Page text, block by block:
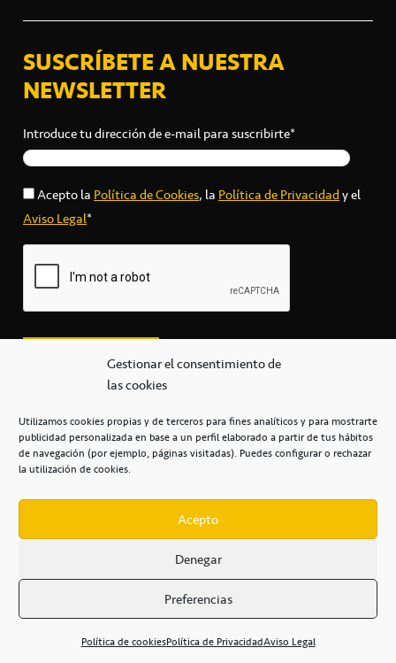
Gestionar el consentimiento de
las cookies
Utilizamos cookies propias y de terceros para fines analíticos y para mostrarte
publicidad personalizada en base a un perfil elaborado a partir de tus hábitos
de navegación (por ejemplo, páginas visitadas). Puedes configurar o rechazar
la utilización de cookies.
Acepto
Denegar
Preferencias
Política de cookiesPolítica de PrivacidadAviso Legal
SUSCRÍBETE A NUESTRA
NEWSLETTER
Introduce tu dirección de e-mail para suscribirte*
Acepto la Política de Cookies, la Política de Privacidady el
Aviso Legal*
secretaria@cbcanarias.es
+34 922 253 684
Casa del Deporte / 38108 – La Laguna
POLÍTICA DE PRIVACIDAD / POLÍTICA DE COOKIES /
AVISO LEGAL / CONDICIONES